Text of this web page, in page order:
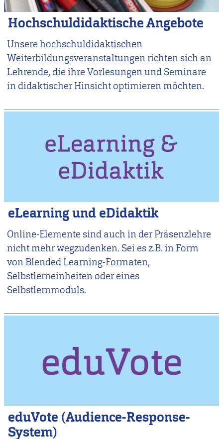
Hochschuldidaktische Angebote
Unsere hochschuldidaktischen
Weiterbildungsveranstaltungen richten sich an
Lehrende, die ihre Vorlesungen und Seminare
in didaktischer Hinsicht optimieren möchten.
eLearning und eDidaktik
Online-Elemente sind auch in der Präsenzlehre
nicht mehr wegzudenken. Sei es z.B. in Form
von Blended Learning-Formaten,
Selbstlerneinheiten oder eines
Selbstlernmoduls.
eduVote (Audience-Response-
System)